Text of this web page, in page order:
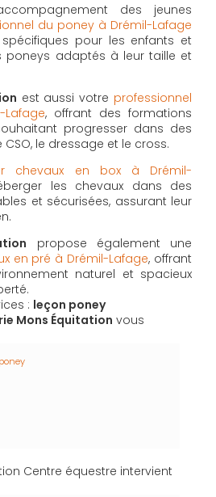
des jeunes
du poney à Drémil-Lafage
pour les enfants et
poneys adaptés à leur taille et
est aussi votre professionnel
, offrant des formations
progresser dans des
le dressage et le cross.
chevaux en box à Drémil-
les chevaux dans des
et sécurisées, assurant leur
propose également une
en pré à Drémil-Lafage, offrant
naturel et spacieux
: leçon poney
Mons Équitation vous
Centre équestre intervient